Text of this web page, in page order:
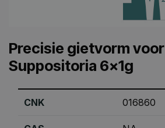
Precisie gietvorm voor
Suppositoria 6x1g
CNK 016860